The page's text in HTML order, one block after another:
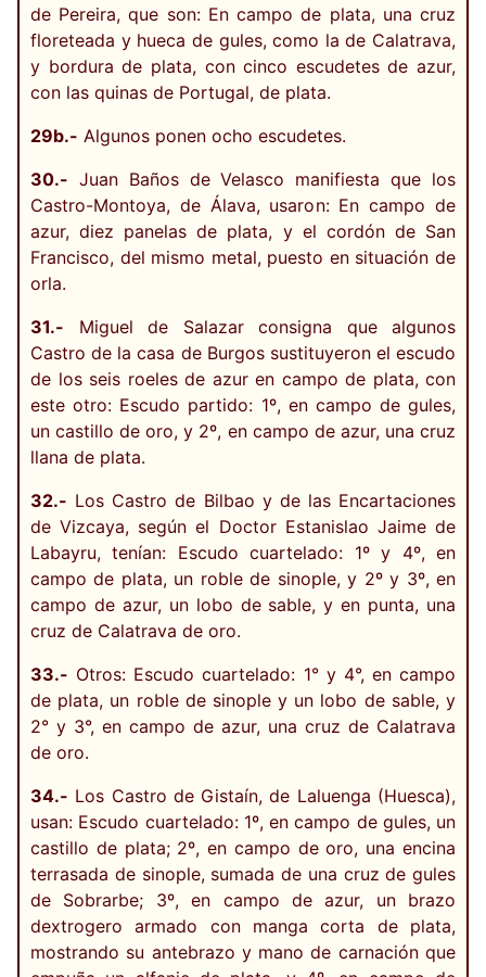
de Pereira, que son: En campo de plata, una cruz
floreteada y hueca de gules, como la de Calatrava,
y bordura de plata, con cinco escudetes de azur,
con las quinas de Portugal, de plata.
29b.- Algunos ponen ocho escudetes.
30.- Juan Baños de Velasco manifiesta que los
Castro-Montoya, de Álava, usaron: En campo de
azur, diez panelas de plata, y el cordón de San
Francisco, del mismo metal, puesto en situación de
orla.
31.- Miguel de Salazar consigna que algunos
Castro de la casa de Burgos sustituyeron el escudo
de los seis roeles de azur en campo de plata, con
este otro: Escudo partido: 1º, en campo de gules,
un castillo de oro, y 2º, en campo de azur, una cruz
llana de plata.
32.- Los Castro de Bilbao y de las Encartaciones
de Vizcaya, según el Doctor Estanislao Jaime de
Labayru, tenían: Escudo cuartelado: 1º y 4º, en
campo de plata, un roble de sinople, y 2º y 3º, en
campo de azur, un lobo de sable, y en punta, una
cruz de Calatrava de oro.
33.- Otros: Escudo cuartelado: 1° y 4°, en campo
de plata, un roble de sinople y un lobo de sable, y
2° y 3°, en campo de azur, una cruz de Calatrava
de oro.
34.- Los Castro de Gistaín, de Laluenga (Huesca),
usan: Escudo cuartelado: 1º, en campo de gules, un
castillo de plata; 2º, en campo de oro, una encina
terrasada de sinople, sumada de una cruz de gules
de Sobrarbe; 3º, en campo de azur, un brazo
dextrogero armado con manga corta de plata,
mostrando su antebrazo y mano de carnación que